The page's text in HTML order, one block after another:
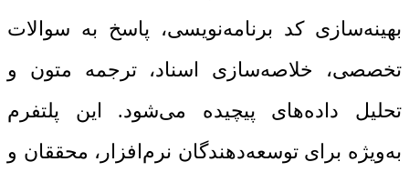
بهینه‌سازی کد برنامه‌نویسی، پاسخ به سوالات
تخصصی، خلاصه‌سازی اسناد، ترجمه متون و
تحلیل داده‌های پیچیده می‌شود. این پلتفرم
به‌ویژه برای توسعه‌دهندگان نرم‌افزار، محققان و